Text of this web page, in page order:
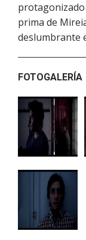
prima de
deslumbrante
FOTOGALERÍA